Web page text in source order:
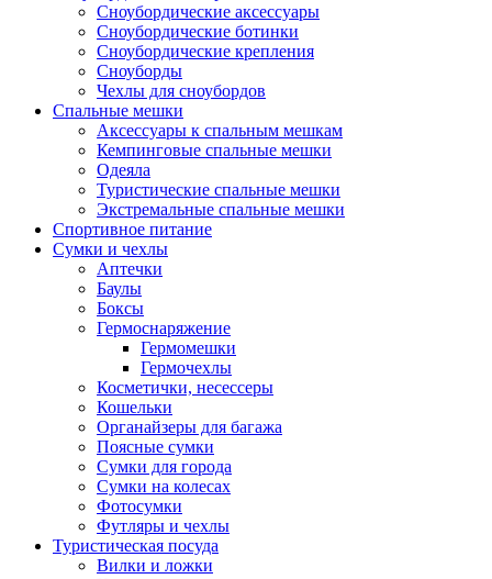
Сноубордические аксессуары
Сноубордические ботинки
Сноубордические крепления
Сноуборды
Чехлы для сноубордов
Спальные мешки
Аксессуары к спальным мешкам
Кемпинговые спальные мешки
Одеяла
Туристические спальные мешки
Экстремальные спальные мешки
Спортивное питание
Сумки и чехлы
Аптечки
Баулы
Боксы
Гермоснаряжение
Гермомешки
Гермочехлы
Косметички, несессеры
Кошельки
Органайзеры для багажа
Поясные сумки
Сумки для города
Сумки на колесах
Фотосумки
Футляры и чехлы
Туристическая посуда
Вилки и ложки